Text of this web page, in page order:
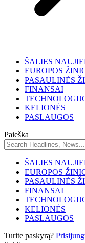
ŠALIES
EUROPOS
PASAULINĖS
FINANSAI
KELIONĖS
PASLAUGOS
Paieška
ŠALIES
EUROPOS
PASAULINĖS
FINANSAI
KELIONĖS
PASLAUGOS
Turite paskyrą?